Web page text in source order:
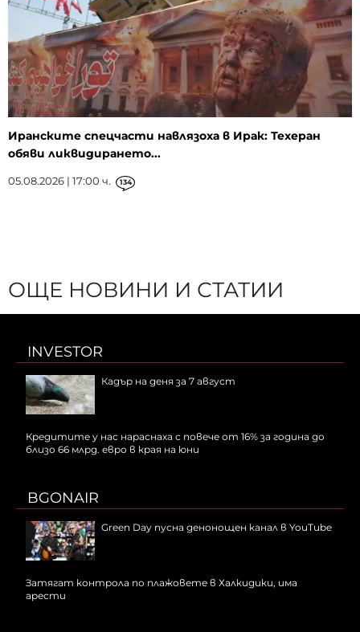
Иранските спецчасти навлязоха в Ирак: Техеран
обяви ликвидирането...
05.08.2026 | 17:00 ч. 134
ОЩЕ НОВИНИ И СТАТИИ
INVESTOR
Кадър на деня за 7 август
Кредитите у нас нараснаха с повече от 16% за година до
близо 66 млрд. евро в края на юни
BGONAIR
Green Day пусна денонощен канал в YouTube
Затягат контрола по плажовете в Халкидики, има
арести